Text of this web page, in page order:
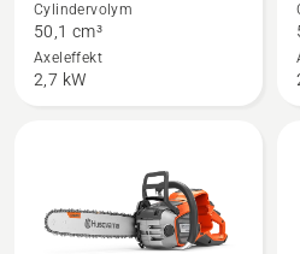
om
545
Mark
Cylindervolym
50,1 cm³
Axeleffekt
2,7 kW